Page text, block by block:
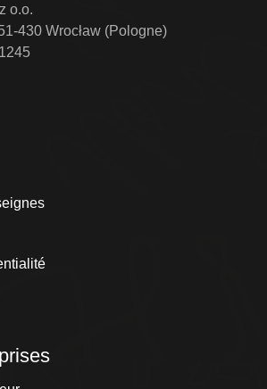
o.o.
430 Wrocław (Pologne)